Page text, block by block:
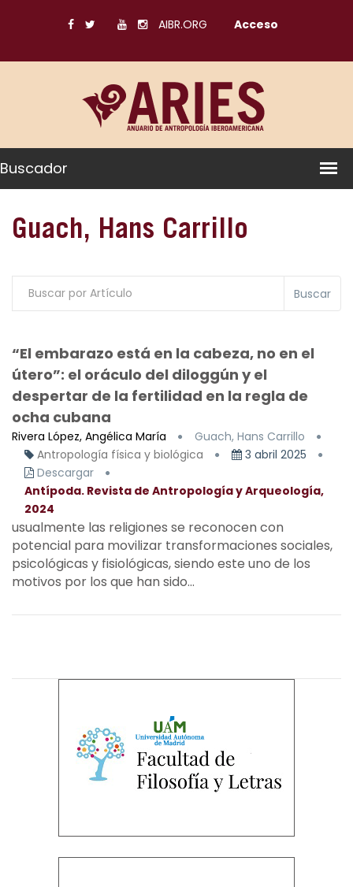
AIBR.ORG Acceso
Buscador
Guach, Hans Carrillo
Buscar
“El embarazo está en la cabeza, no en el
útero”: el oráculo del diloggún y el
despertar de la fertilidad en la regla de
ocha cubana
Rivera López, Angélica María
Guach, Hans Carrillo
Antropología física y biológica
3 abril 2025
Descargar
Antípoda. Revista de Antropología y Arqueología,
2024
usualmente las religiones se reconocen con
potencial para movilizar transformaciones sociales,
psicológicas y fisiológicas, siendo este uno de los
motivos por los que han sido...